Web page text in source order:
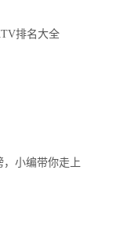
排名大全
小编带你走上